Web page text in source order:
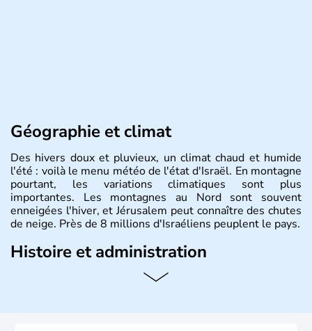
Géographie et climat
Des hivers doux et pluvieux, un climat chaud et humide
l'été : voilà le menu météo de l'état d'Israël. En montagne
pourtant, les variations climatiques sont plus
importantes. Les montagnes au Nord sont souvent
enneigées l'hiver, et Jérusalem peut connaître des chutes
de neige. Près de 8 millions d'Israéliens peuplent le pays.
Histoire et administration
L'Israël est un état de la partie est de la Méditerranée,